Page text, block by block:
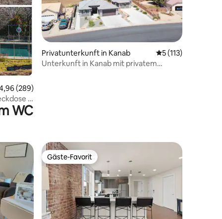
Bewertungen
Bewertung: 4,96 von 5, 289 Bewertungen
(289)
~
Privatunterkunft in Kanab Durchschnittliche
5 (113)
Unterkunft in Kanab mit privatem
WC
Gäste-Favorit
Gäste-Favorit